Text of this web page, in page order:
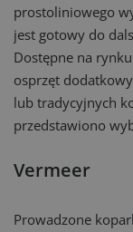
prostoliniowego
jest gotowy do
Dostępne na
osprzęt
lub tradycyjnych
przedstawiono
Vermeer
Prowadzone